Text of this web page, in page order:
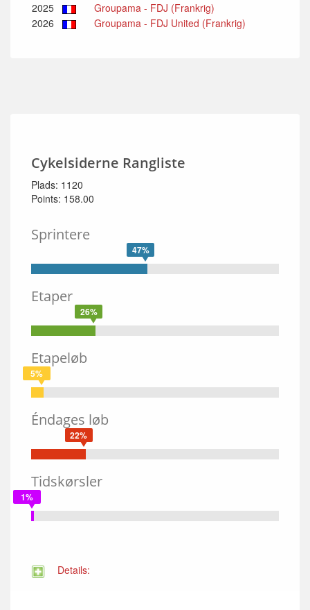
2025
Groupama - FDJ (Frankrig)
2026
Groupama - FDJ United (Frankrig)
Cykelsiderne Rangliste
Plads: 1120
Points: 158.00
Sprintere
47%
Etaper
26%
Etapeløb
5%
Éndages løb
22%
Tidskørsler
1%
Details: